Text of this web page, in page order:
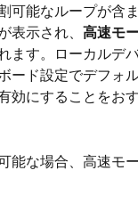
可能なループが含
表示され、 高速モ
ます。ローカルデ
ード設定でデフォ
効にすることをおす
能な場合、高速モ